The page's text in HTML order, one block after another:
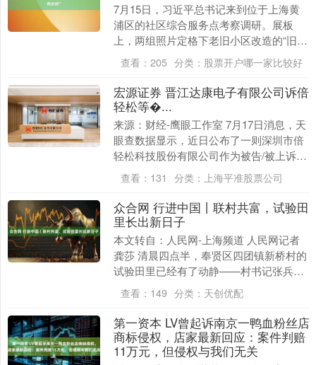
7月15日，习近平总书记来到位于上海黄
浦区的社区综合服务点考察调研。展板
上，两组照片定格下老旧小区改造的“旧
貌”和“新颜”。 半淞园路街道市民新村居民
区，曾是远....
查看： 205 分类： 股票开户哪一家比较好
宏源证券 晋江达康电子有限公司诉倍
轻松等�...
来源：财经-鹰眼工作室 7月17日消息，天
眼查数据显示，近日公布了一则深圳市倍
轻松科技股份有限公司作为被告/被上诉人
的开庭公告，案号为（2026）沪73知民初
4....
查看： 131 分类： 上海平准股票公司
众合网 行进中国丨联村共富，试验田
里长出新日子
本文转自：人民网-上海频道 人民网记者
龚莎 清晨四点半，奉贤区四团镇新桥村的
试验田里已经有了动静——村书记张兵蹲
在田埂上，轻轻拨开油桃的叶片，查看有
无虫眼。 ....
查看： 149 分类： 天创优配
第一资本 LV曾起诉南京一鸭血粉丝店
商标侵权，店家最新回应：案件判赔
11万元，但侵权与我们无关